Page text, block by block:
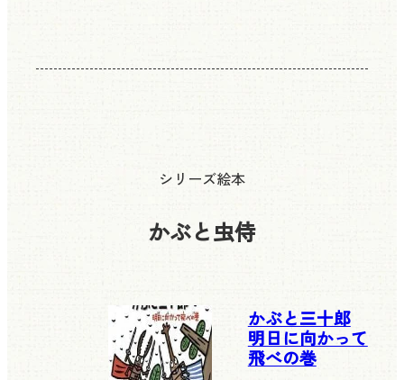
シリーズ絵本
かぶと虫侍
かぶと三十郎
明日に向かって
飛べの巻